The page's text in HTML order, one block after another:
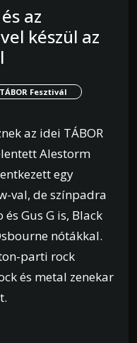
az
készül az
Fesztivál
az idei TÁBOR
Alestorm
egy
val, de színpadra
Gus G is, Black
nótákkal.
parti rock
és metal zenekar